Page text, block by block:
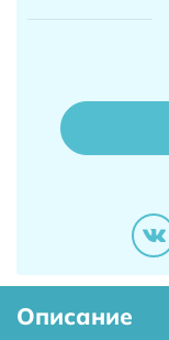
Описание